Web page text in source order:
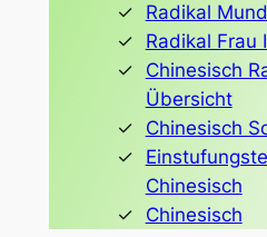
Radikal
Radikal Frau
Chinesisch
Übersicht
Chinesisch
Chinesisch
Chinesisch